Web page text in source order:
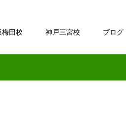
梅田校 神戸三宮校 ブログ